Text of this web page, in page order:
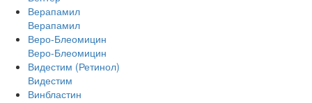
Верапамил
Верапамил
Веро-Блеомицин
Веро-Блеомицин
Видестим (Ретинол)
Видестим
Винбластин